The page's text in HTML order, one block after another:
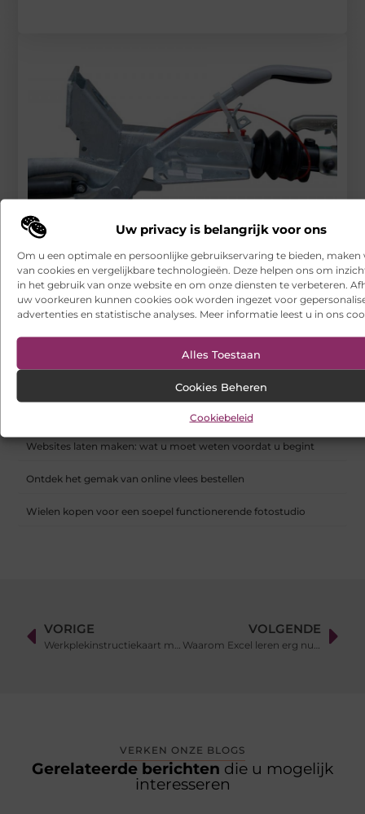
Uw privacy is belangrijk voor ons
Om u een optimale en persoonlijke gebruikservaring te bieden, maken
van cookies en vergelijkbare technologieën. Deze helpen ons om
in het gebruik van onze website en om onze diensten te verbeteren.
uw voorkeuren kunnen cookies ook worden ingezet voor
advertenties en statistische analyses. Meer informatie leest u in ons
Alles Toestaan
Cookies Beheren
Cookiebeleid
Een oplooprem, wat is het en waarvoor wordt het
gebruikt?
RECENTE BERICHTEN
efficiënt beheren
Een buitenkat of binnenkat? Dezelfde dierenarts voor uw kat
Samen scheiden zonder strijd: zo houd je overzicht in een
Websites laten maken: wat u moet weten voordat u begint
Ontdek het gemak van online vlees bestellen
Wielen kopen voor een soepel functionerende fotostudio
VORIGE
Werkplekinstructiekaart maken: Waar begin je?
VOLGENDE
Waarom Excel leren erg nuttig is
VERKEN ONZE BLOGS
Gerelateerde berichten die u mogelijk
interesseren